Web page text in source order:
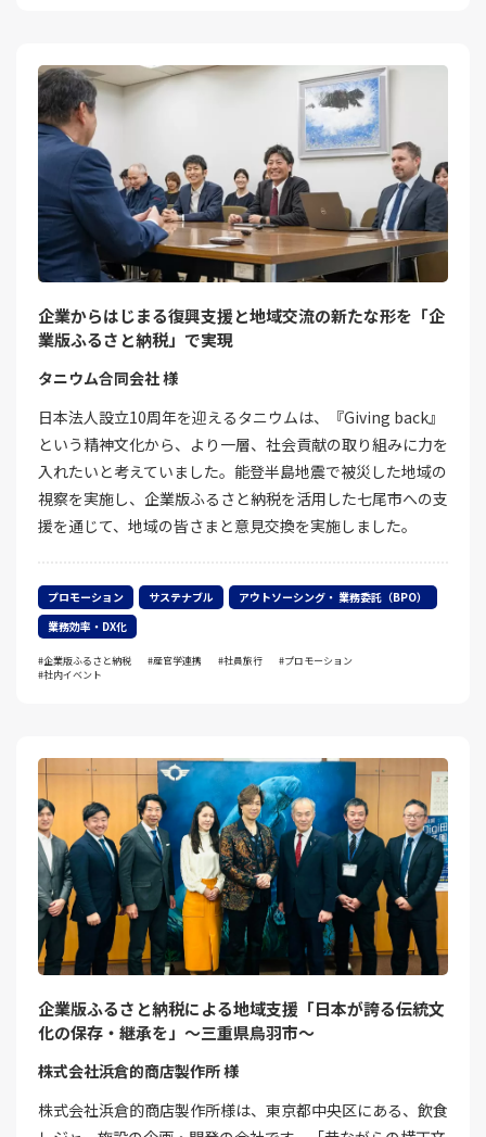
企業からはじまる復興支援と地域交流の新たな形を「企
業版ふるさと納税」で実現
タニウム合同会社 様
日本法人設立10周年を迎えるタニウムは、『Giving back』
という精神文化から、より一層、社会貢献の取り組みに力を
入れたいと考えていました。能登半島地震で被災した地域の
視察を実施し、企業版ふるさと納税を活用した七尾市への支
援を通じて、地域の皆さまと意見交換を実施しました。
プロモーション サステナブル
アウトソーシング・ 業務委託（BPO）
業務効率・DX化
企業版ふるさと納税 産官学連携 社員旅行
プロモーション
社内イベント
企業版ふるさと納税による地域支援「日本が誇る伝統文
化の保存・継承を」～三重県鳥羽市～
株式会社浜倉的商店製作所 様
株式会社浜倉的商店製作所様は、東京都中央区にある、飲食